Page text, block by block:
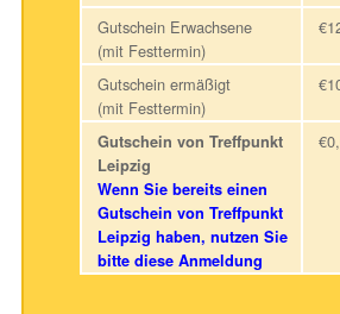
Gutschein Erwachsene
(mit Festtermin)
Gutschein ermäßigt
(mit Festtermin)
Gutschein von Treffpunkt
Leipzig
Wenn Sie bereits einen
Gutschein von Treffpunkt
Leipzig haben, nutzen Sie
bitte diese Anmeldung